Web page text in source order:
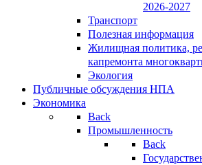
2026-2027
Транспорт
Полезная информация
Жилищная политика,
капремонта
Экология
Публичные обсуждения НПА
Экономика
Back
Промышленность
Back